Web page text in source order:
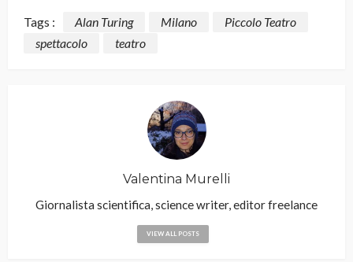
Tags : Alan Turing Milano
Piccolo Teatro
spettacolo
teatro
Valentina Murelli
Giornalista scientifica, science writer, editor freelance
VIEW ALL POSTS